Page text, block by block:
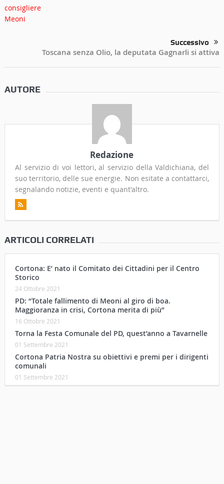
Successivo
Toscana senza Olio, la deputata Gagnarli si attiva
AUTORE
Redazione
Al servizio di voi lettori, al servizio della Valdichiana, del
suo territorio, delle sue energie. Non esitate a contattarci,
segnalando notizie, eventi e quant'altro.
ARTICOLI CORRELATI
Cortona: E’ nato il Comitato dei Cittadini per il Centro
Storico
24 Ottobre 2021
PD: “Totale fallimento di Meoni al giro di boa.
Maggioranza in crisi, Cortona merita di più”
16 Ottobre 2021
Torna la Festa Comunale del PD, quest’anno a Tavarnelle
01 Settembre 2021
Cortona Patria Nostra su obiettivi e premi per i dirigenti
comunali
01 Settembre 2021